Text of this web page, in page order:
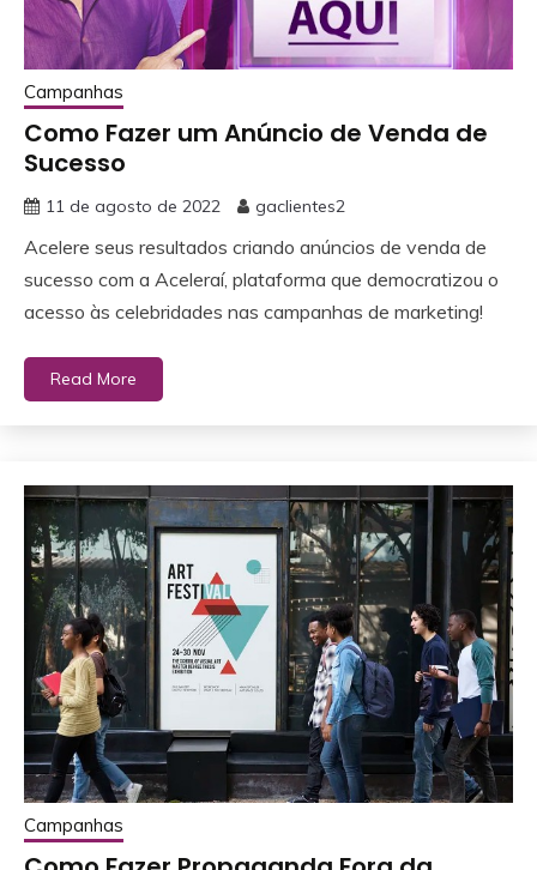
Campanhas
Como Fazer um Anúncio de Venda de
Sucesso
11 de agosto de 2022 gaclientes2
Acelere seus resultados criando anúncios de venda de
sucesso com a Aceleraí, plataforma que democratizou o
acesso às celebridades nas campanhas de marketing!
Read More
Campanhas